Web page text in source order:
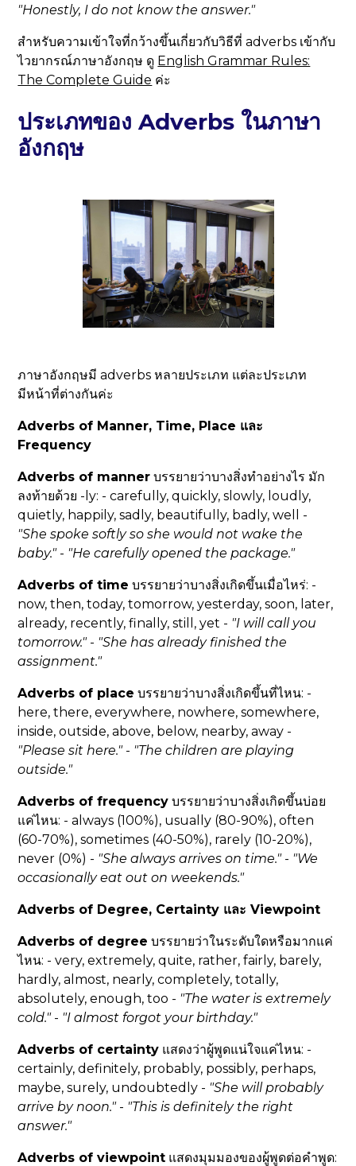
"Honestly, I do not know the answer."
สำหรับความเข้าใจที่กว้างขึ้นเกี่ยวกับวิธีที่ adverbs เข้ากับ
ไวยากรณ์ภาษาอังกฤษ ดู English Grammar Rules:
The Complete Guide ค่ะ
ประเภทของ Adverbs ในภาษา
อังกฤษ
ภาษาอังกฤษมี adverbs หลายประเภท แต่ละประเภท
มีหน้าที่ต่างกันค่ะ
Adverbs of Manner, Time, Place และ
Frequency
Adverbs of manner บรรยายว่าบางสิ่งทำอย่างไร มัก
ลงท้ายด้วย -ly: - carefully, quickly, slowly, loudly,
quietly, happily, sadly, beautifully, badly, well -
"She spokesoftlyso she would not wake the
baby."- "Hecarefullyopened the package."
Adverbs of time บรรยายว่าบางสิ่งเกิดขึ้นเมื่อไหร่: -
now, then, today, tomorrow, yesterday, soon, later,
already, recently, finally, still, yet - "I will call you
tomorrow."- "She hasalreadyfinished the
assignment."
Adverbs of place บรรยายว่าบางสิ่งเกิดขึ้นที่ไหน: -
here, there, everywhere, nowhere, somewhere,
inside, outside, above, below, nearby, away -
"Please sithere."- "The children are playing
outside."
Adverbs of frequency บรรยายว่าบางสิ่งเกิดขึ้นบ่อย
แค่ไหน: - always (100%), usually (80-90%), often
(60-70%), sometimes (40-50%), rarely (10-20%),
never (0%) - "Shealways arrives on time."- "We
occasionallyeat out on weekends."
Adverbs of Degree, Certainty และ Viewpoint
Adverbs of degree บรรยายว่าในระดับใดหรือมากแค่
ไหน: - very, extremely, quite, rather, fairly, barely,
hardly, almost, nearly, completely, totally,
absolutely, enough, too - "The water isextremely
cold."- "Ialmost forgot your birthday."
Adverbs of certainty แสดงว่าผู้พูดแน่ใจแค่ไหน: -
certainly, definitely, probably, possibly, perhaps,
maybe, surely, undoubtedly - "She willprobably
arrive by noon."- "This isdefinitelythe right
answer."
Adverbs of viewpoint แสดงมุมมองของผู้พูดต่อคำพูด: